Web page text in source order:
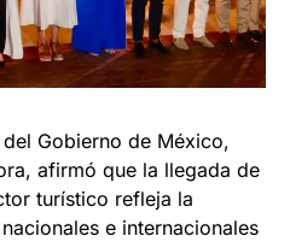
Gobierno de México,
afirmó que la llegada de
turístico refleja la
e internacionales